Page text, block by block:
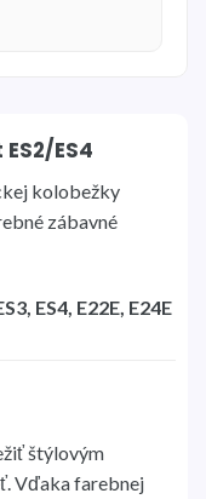
ES4
kolobežky
zábavné
ES4, E22E, E24E
štýlovým
Vďaka farebnej